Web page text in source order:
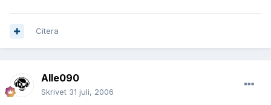
Citera
Alle090
Skrivet 31 juli, 2006